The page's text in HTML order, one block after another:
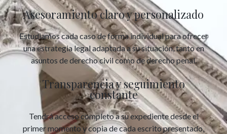
Asesoramiento claro y personalizado
Estudiamos cada caso de forma individual para ofrecer
una estrategia legal adaptada a su situación, tanto en
asuntos de derecho civil como de derecho penal.
Transparencia y seguimiento
constante
Tendrá acceso completo a su expediente desde el
primer momento y copia de cada escrito presentado,